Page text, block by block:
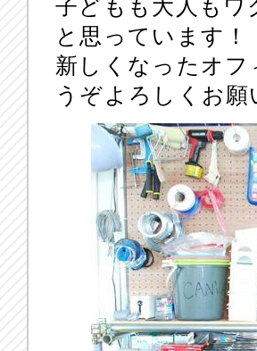
子どもも大人も
と思っています！
新しくなったオ
うぞよろしくお